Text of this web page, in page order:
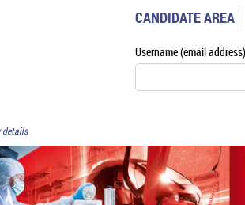
CANDIDATE AREA
Username (email address)
details